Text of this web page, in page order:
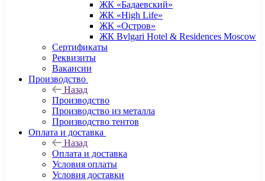
ЖК «Бадаевский»
ЖК «High Life»
ЖК «Остров»
ЖК Bvlgari Hotel & Residences Moscow
Сертификаты
Реквизиты
Вакансии
Производство
Назад
Производство
Производство из металла
Производство тентов
Оплата и доставка
Назад
Оплата и доставка
Условия оплаты
Условия доставки